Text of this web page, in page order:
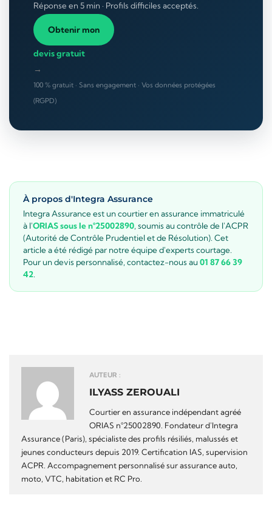
Réponse en 5 min · Profils difficiles acceptés.
Obtenir mon
devis gratuit
→
100 % gratuit · Sans engagement · Vos données protégées
(RGPD)
À propos d'Integra Assurance
Integra Assurance est un courtier en assurance immatriculé
à l'ORIAS sous le n°25002890, soumis au contrôle de l'ACPR
(Autorité de Contrôle Prudentiel et de Résolution). Cet
article a été rédigé par notre équipe d'experts courtage.
Pour un devis personnalisé, contactez-nous au 01 87 66 39
42
AUTEUR :
ILYASS ZEROUALI
Courtier en assurance indépendant agréé
ORIAS n°25002890. Fondateur d'Integra
Assurance (Paris), spécialiste des profils résiliés, malussés et
jeunes conducteurs depuis 2019. Certification IAS, supervision
ACPR. Accompagnement personnalisé sur assurance auto,
moto, VTC, habitation et RC Pro.